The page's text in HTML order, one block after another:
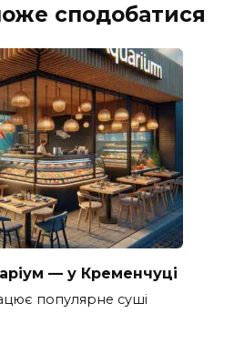
сподобатися
— у Кременчуці
популярне суші